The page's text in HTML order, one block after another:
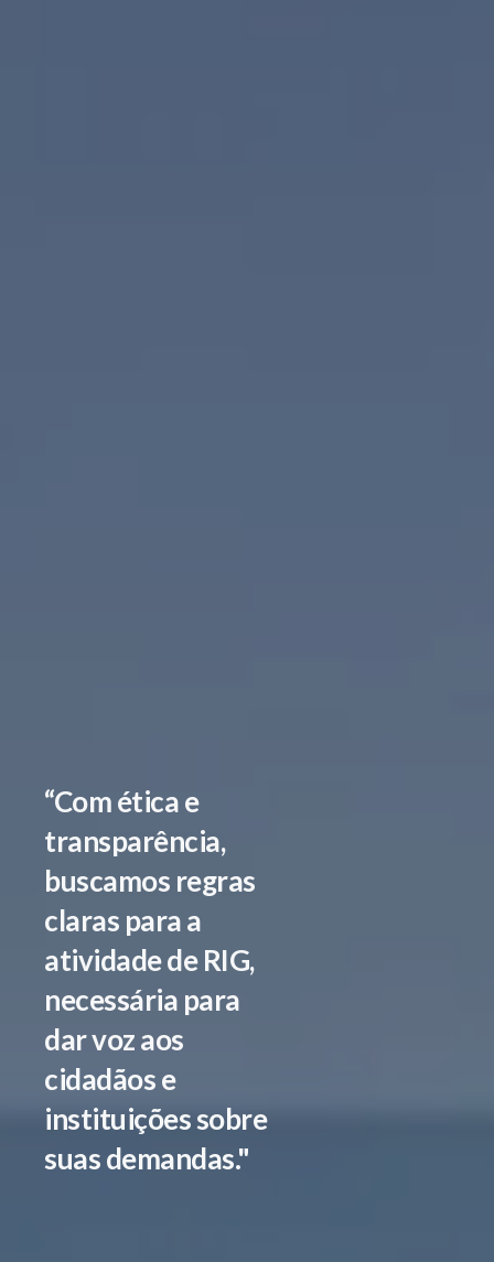
“Com ética e
transparência,
buscamos regras
claras para a
atividade de RIG,
necessária para
dar voz aos
cidadãos e
instituições sobre
suas demandas."